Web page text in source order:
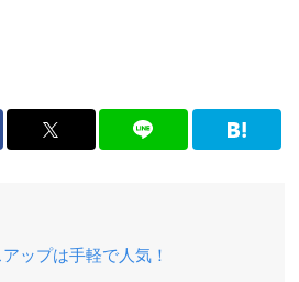
ップは手軽で人気！